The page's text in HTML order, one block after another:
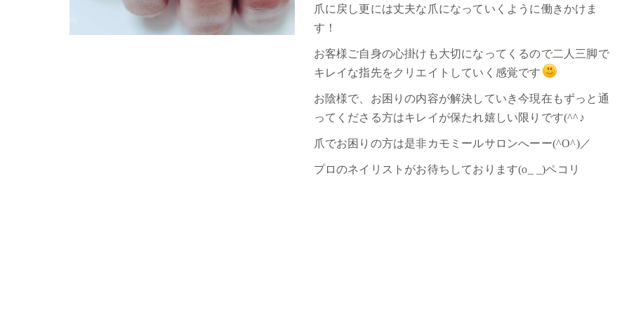
爪に戻し更には丈夫な爪になっていくように働きかけま
す！
お客様ご自身の心掛けも大切になってくるので二人三脚で
キレイな指先をクリエイトしていく感覚です
お陰様で、お困りの内容が解決していき今現在もずっと通
ってくださる方はキレイが保たれ嬉しい限りです(^^♪
爪でお困りの方は是非カモミールサロンへーー(^O^)／
プロのネイリストがお待ちしております(o_ _)ペコリ